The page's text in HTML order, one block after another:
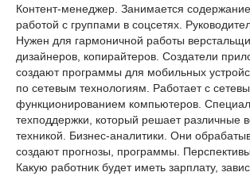
Контент-менеджер. Занимается
работой с группами в соцсетях.
Нужен для гармоничной работы
дизайнеров, копирайтеров. Создатели
создают программы для мобильных
по сетевым технологиям. Работает с
функционированием компьютеров.
техподдержки, который решает различные
техникой. Бизнес-аналитики. Они
создают прогнозы, программы. Перспективы
Какую работник будет иметь зарплату,